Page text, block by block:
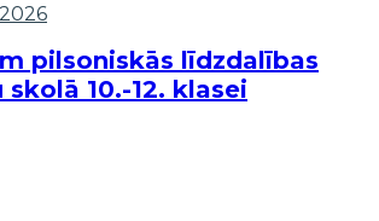
pilsoniskās līdzdalības
10.-12. klasei